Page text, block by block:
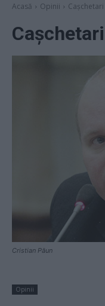
Acasă Opinii
Cristian Păun
Opinii